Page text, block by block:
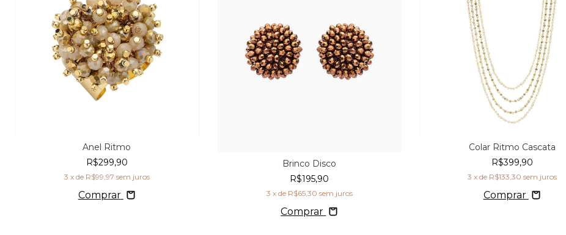
Anel Ritmo
R$299,90
3 x de R$99,97 sem juros
Comprar
Brinco Disco
R$195,90
3 x de R$65,30 sem juros
Comprar
Colar Ritmo Cascata
R$399,90
3 x de R$133,30 sem juros
Comprar